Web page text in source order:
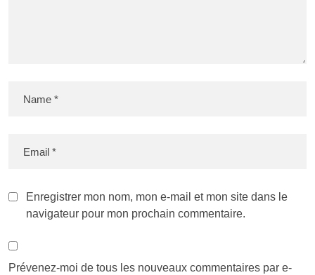
Enregistrer mon nom, mon e-mail et mon site dans le
navigateur pour mon prochain commentaire.
Prévenez-moi de tous les nouveaux commentaires par e-